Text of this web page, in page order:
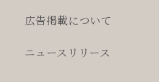
広告掲載について
ニュースリリース